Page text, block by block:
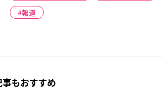
報道
もおすすめ